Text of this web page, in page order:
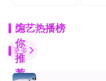
为
你
推
荐
综艺热播榜
更多